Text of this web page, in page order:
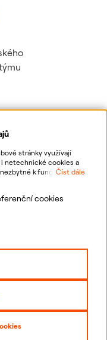
stránky využívají
netechnické cookies a
k fungování
reklam a analytice.
a vašich osobních údajů
vašich právech,
odvolání udělených
Číst dále
cookies